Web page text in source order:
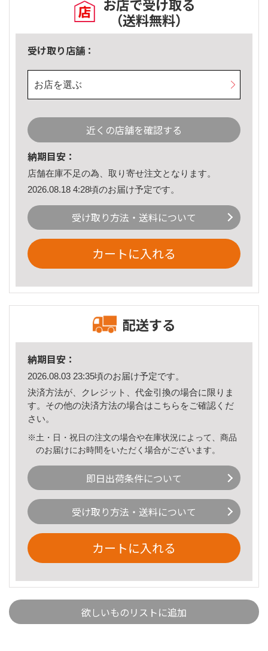
お店で受け取る
（送料無料）
受け取り店舗：
お店を選ぶ
近くの店舗を確認する
納期目安：
店舗在庫不足の為、取り寄せ注文となります。
2026.08.18 4:28頃のお届け予定です。
受け取り方法・送料について
カートに入れる
配送する
納期目安：
2026.08.03 23:35頃のお届け予定です。
決済方法が、クレジット、代金引換の場合に限りま
す。その他の決済方法の場合はこちら をご確認くだ
さい。
※土・日・祝日の注文の場合や在庫状況によって、商品
のお届けにお時間をいただく場合がございます。
即日出荷条件について
受け取り方法・送料について
カートに入れる
欲しいものリストに追加